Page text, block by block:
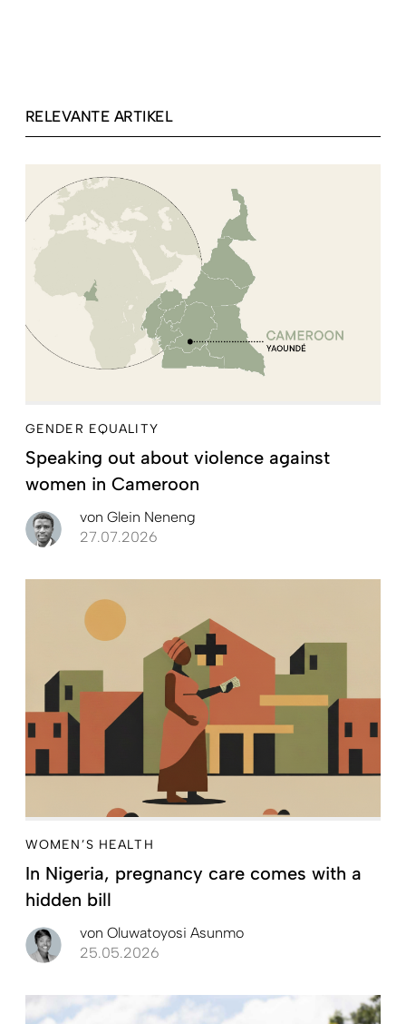
RELEVANTE ARTIKEL
GENDER EQUALITY
Speaking out about violence against
women in Cameroon
von Glein Neneng
27.07.2026
WOMEN’S HEALTH
In Nigeria, pregnancy care comes with a
hidden bill
von Oluwatoyosi Asunmo
25.05.2026